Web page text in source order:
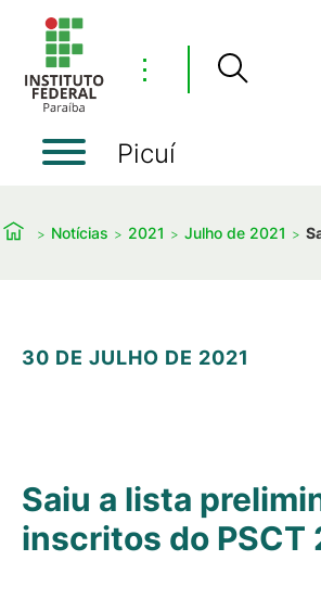
⋮
Picuí
Notícias 2021 Julho de 2021
30 DE JULHO DE 2021
Saiu a lista
inscritos do PSCT